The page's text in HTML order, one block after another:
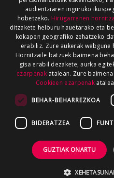
audientziaren inguruko
hobetzeko. Hirugarrenen
ditzakete helburu hauetarako eta
kokapen geografiko zehatzeko
erabiliz. Zure aukerak
Hornitzaile batzuek baimena
gisa erabil dezakete; aurka
ezarpenakatalean. Zure
Cookieen ezarpenak
BEHAR-BEHARREZKOA
BIDERATZEA
GUZTIAK ONARTU